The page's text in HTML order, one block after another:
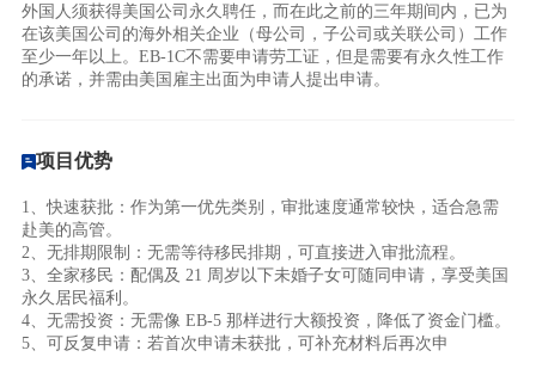
外国人须获得美国公司永久聘任，而在此之前的三年期间内，已为
在该美国公司的海外相关企业（母公司，子公司或关联公司）工作
至少一年以上。EB-1C不需要申请劳工证，但是需要有永久性工作
的承诺，并需由美国雇主出面为申请人提出申请。
项目优势
1、快速获批：作为第一优先类别，审批速度通常较快，适合急需
赴美的高管。
2、无排期限制：无需等待移民排期，可直接进入审批流程。
3、全家移民：配偶及 21 周岁以下未婚子女可随同申请，享受美国
永久居民福利。
4、无需投资：无需像 EB-5 那样进行大额投资，降低了资金门槛。
5、可反复申请：若首次申请未获批，可补充材料后再次申